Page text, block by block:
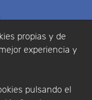
propias y de
experiencia y
pulsando el